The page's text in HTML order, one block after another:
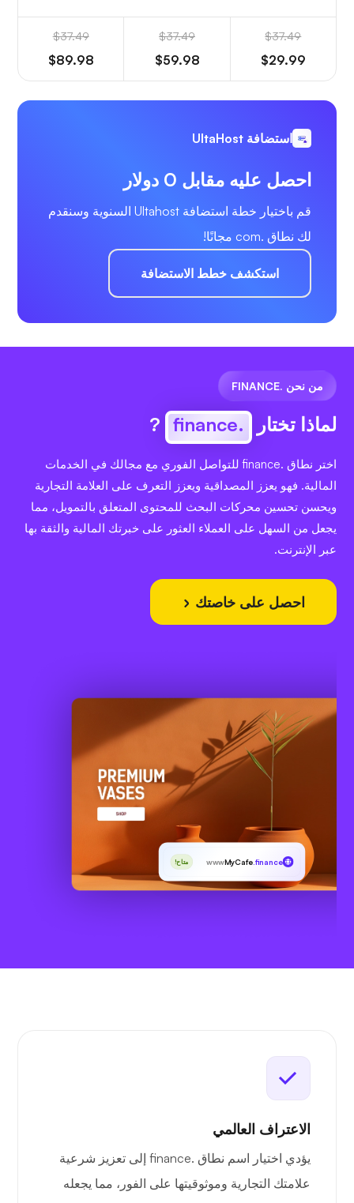
$37.49
$29.99
$37.49
$59.98
$37.49
$89.98
استضافة UltaHost
احصل عليه مقابل 0 دولار
قم باختيار خطة استضافة Ultahost السنوية وسنقدم
لك نطاق .com مجانًا!
استكشف خطط الاستضافة
من نحن .FINANCE
لماذا تختار .finance
?
اختر نطاق .finance للتواصل الفوري مع مجالك في الخدمات
المالية. فهو يعزز المصداقية ويعزز التعرف على العلامة التجارية
ويحسن تحسين محركات البحث للمحتوى المتعلق بالتمويل، مما
يجعل من السهل على العملاء العثور على خبرتك المالية والثقة بها
عبر الإنترنت.
احصل على خاصتك
wwwMyCafe.finance متاح!
الاعتراف العالمي
يؤدي اختيار اسم نطاق .finance إلى تعزيز شرعية
علامتك التجارية وموثوقيتها على الفور، مما يجعله